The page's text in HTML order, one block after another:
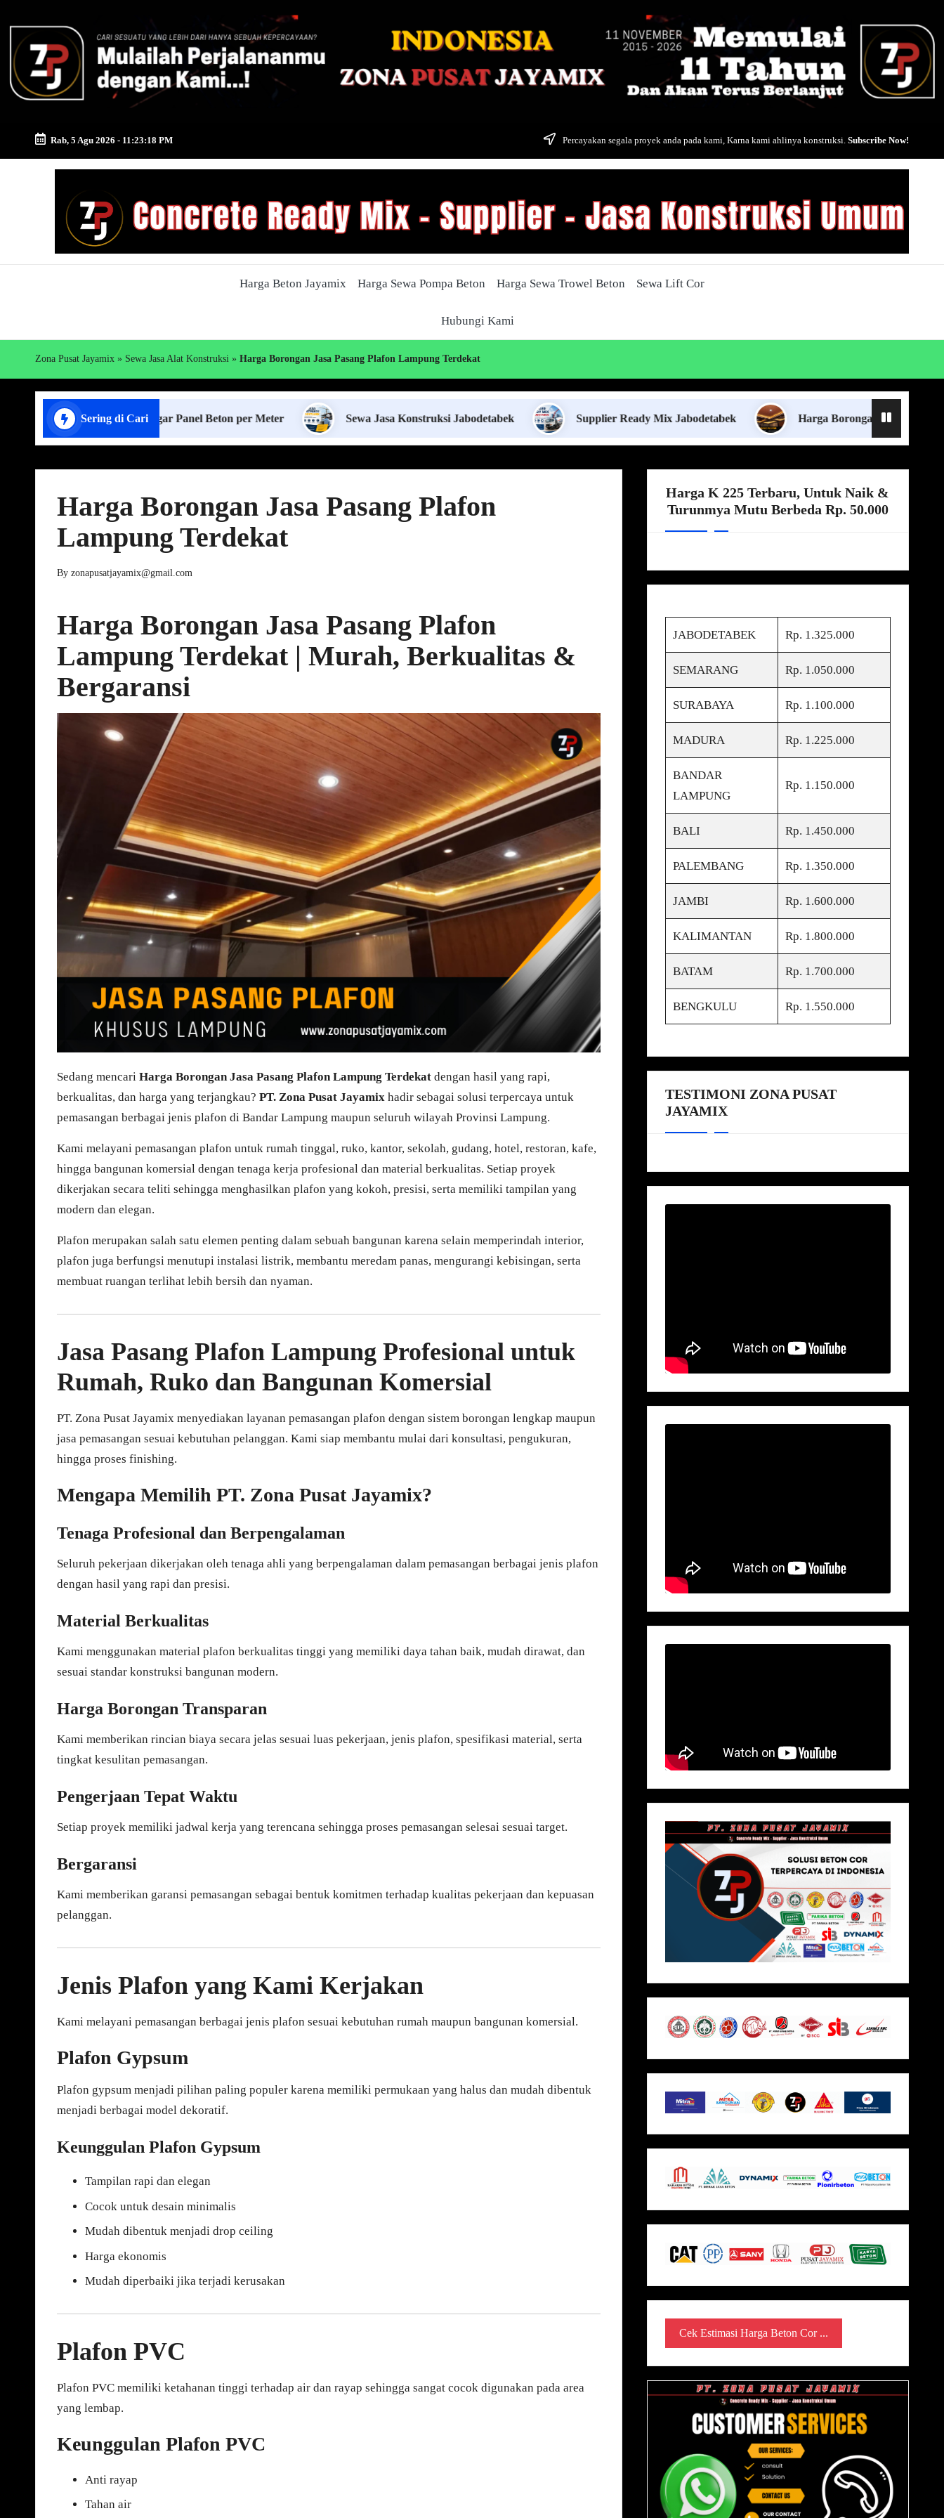
content
Rab, 5 Agu 2026 - 11:23:19 PM Percayakan segala proyek anda pada kami, Karna kami ahlinya konstruksi. Subscribe Now!
Harga Beton Jayamix Harga Sewa Pompa Beton Harga Sewa Trowel Beton Sewa Lift Cor
Hubungi Kami
Zona Pusat Jayamix » Sewa Jasa Alat Konstruksi » Harga Borongan Jasa Pasang Plafon Lampung Terdekat
Sering di Cari
Harga Pagar Panel Beton per Meter Sewa Jasa Konstruksi Jabodetabek Supplier Ready Mix Jabodetabek Harga Borongan Jasa Pasang Plafon
Harga Borongan Jasa Pasang Plafon
Lampung Terdekat
Posted
By zonapusatjayamix@gmail.com
Harga Borongan Jasa Pasang Plafon
Lampung Terdekat | Murah, Berkualitas &
Bergaransi
Sedang mencari Harga Borongan Jasa Pasang Plafon Lampung Terdekat dengan hasil yang rapi,
berkualitas, dan harga yang terjangkau? PT. Zona Pusat Jayamix hadir sebagai solusi terpercaya untuk
pemasangan berbagai jenis plafon di Bandar Lampung maupun seluruh wilayah Provinsi Lampung.
Kami melayani pemasangan plafon untuk rumah tinggal, ruko, kantor, sekolah, gudang, hotel, restoran, kafe,
hingga bangunan komersial dengan tenaga kerja profesional dan material berkualitas. Setiap proyek
dikerjakan secara teliti sehingga menghasilkan plafon yang kokoh, presisi, serta memiliki tampilan yang
modern dan elegan.
Plafon merupakan salah satu elemen penting dalam sebuah bangunan karena selain memperindah interior,
plafon juga berfungsi menutupi instalasi listrik, membantu meredam panas, mengurangi kebisingan, serta
membuat ruangan terlihat lebih bersih dan nyaman.
Jasa Pasang Plafon Lampung Profesional untuk
Rumah, Ruko dan Bangunan Komersial
PT. Zona Pusat Jayamix menyediakan layanan pemasangan plafon dengan sistem borongan lengkap maupun
jasa pemasangan sesuai kebutuhan pelanggan. Kami siap membantu mulai dari konsultasi, pengukuran,
hingga proses finishing.
Mengapa Memilih PT. Zona Pusat Jayamix?
Tenaga Profesional dan Berpengalaman
Seluruh pekerjaan dikerjakan oleh tenaga ahli yang berpengalaman dalam pemasangan berbagai jenis plafon
dengan hasil yang rapi dan presisi.
Material Berkualitas
Kami menggunakan material plafon berkualitas tinggi yang memiliki daya tahan baik, mudah dirawat, dan
sesuai standar konstruksi bangunan modern.
Harga Borongan Transparan
Kami memberikan rincian biaya secara jelas sesuai luas pekerjaan, jenis plafon, spesifikasi material, serta
tingkat kesulitan pemasangan.
Pengerjaan Tepat Waktu
Setiap proyek memiliki jadwal kerja yang terencana sehingga proses pemasangan selesai sesuai target.
Bergaransi
Kami memberikan garansi pemasangan sebagai bentuk komitmen terhadap kualitas pekerjaan dan kepuasan
pelanggan.
Jenis Plafon yang Kami Kerjakan
Kami melayani pemasangan berbagai jenis plafon sesuai kebutuhan rumah maupun bangunan komersial.
Plafon Gypsum
Plafon gypsum menjadi pilihan paling populer karena memiliki permukaan yang halus dan mudah dibentuk
menjadi berbagai model dekoratif.
Keunggulan Plafon Gypsum
Tampilan rapi dan elegan
Cocok untuk desain minimalis
Mudah dibentuk menjadi drop ceiling
Harga ekonomis
Mudah diperbaiki jika terjadi kerusakan
Plafon PVC
Plafon PVC memiliki ketahanan tinggi terhadap air dan rayap sehingga sangat cocok digunakan pada area
yang lembap.
Keunggulan Plafon PVC
Anti rayap
Tahan air
Harga K 225 Terbaru, Untuk Naik &
Turunmya Mutu Berbeda Rp. 50.000
JABODETABEK Rp. 1.325.000
SEMARANG Rp. 1.050.000
SURABAYA Rp. 1.100.000
MADURA Rp. 1.225.000
BANDAR
LAMPUNG
Rp. 1.150.000
BALI Rp. 1.450.000
PALEMBANG Rp. 1.350.000
JAMBI Rp. 1.600.000
KALIMANTAN Rp. 1.800.000
BATAM Rp. 1.700.000
BENGKULU Rp. 1.550.000
TESTIMONI ZONA PUSAT
JAYAMIX
Cek Estimasi Harga Beton Cor ...